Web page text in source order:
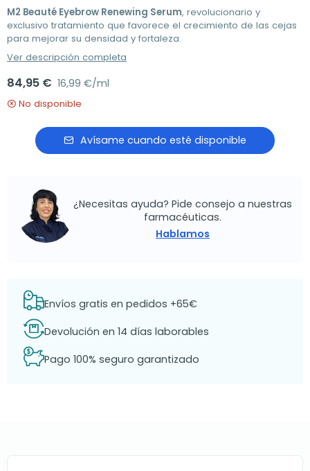
M2 Beauté Eyebrow Renewing Serum, revolucionario y
exclusivo tratamiento que favorece el crecimiento de las cejas
para mejorar su densidad y fortaleza.
Ver descripción completa
84,95 € 16,99 €/ml
No disponible
Avísame cuando esté disponible
¿Necesitas ayuda? Pide consejo a nuestras
farmacéuticas.
Hablamos
Envíos gratis en pedidos +65€
Devolución en 14 días laborables
Pago 100% seguro garantizado